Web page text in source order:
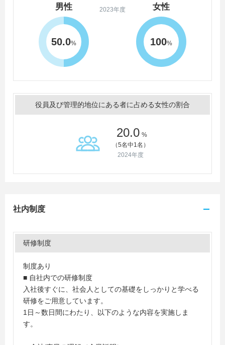
2023年度
男性
50.0%
女性
100%
役員及び管理的地位にある者に占める女性の割合
20.0 %
（5名中1名）
2024年度
社内制度
研修制度
制度あり
■ 自社内での研修制度
入社後すぐに、社会人としての基礎をしっかりと学べる
研修をご用意しています。
1日～数日間にわたり、以下のような内容を実施しま
す。